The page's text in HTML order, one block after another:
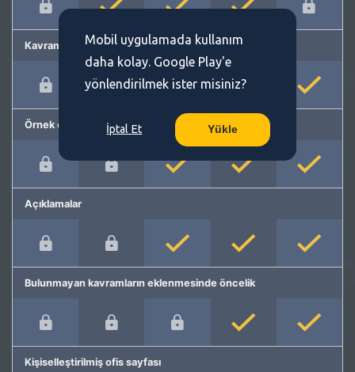
Kavram önerme
Örnek cümleler
Açıklamalar
Bulunmayan kavramların eklenmesinde öncelik
Kişiselleştirilmiş ofis sayfası
Mobil uygulamada kullanım
daha kolay. Google Play'e
yönlendirilmek ister misiniz?
İptal Et Yükle